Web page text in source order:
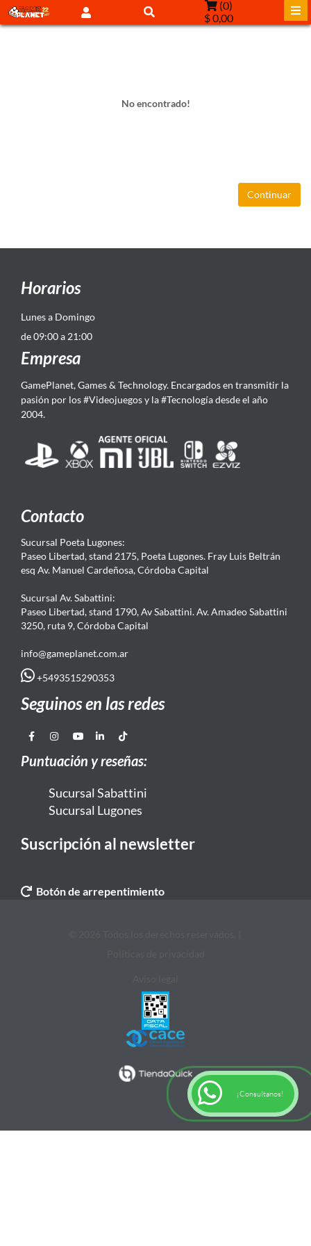
(0)
$ 0,00
No encontrado!
Continuar
Horarios
Lunes a Domingo
de 09:00 a 21:00
Empresa
GamePlanet, Games & Technology. Encargados en transmitir la
pasión por los #Videojuegos y la #Tecnología desde el año
2004.
Contacto
Sucursal Poeta Lugones:
Paseo Libertad, stand 2175, Poeta Lugones. Fray Luis Beltrán
esq Av. Manuel Cardeñosa, Córdoba Capital
Sucursal Av. Sabattini:
Paseo Libertad, stand 1790, Av Sabattini. Av. Amadeo Sabattini
3250, ruta 9, Córdoba Capital
info@gameplanet.com.ar
+5493515290353
Seguinos en las redes
Puntuación y reseñas:
Sucursal Sabattini
Sucursal Lugones
Suscripción al newsletter
Botón de arrepentimiento
¡Consultanos!